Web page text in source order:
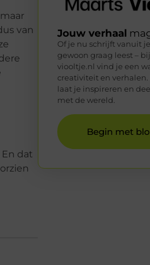
van
dat
Jouw verhaal
Of je nu schrijft vanuit
gewoon graag leest –
viooltje.nl vind je een
creativiteit en verhalen.
laat je inspireren en
met de wereld.
Begin met